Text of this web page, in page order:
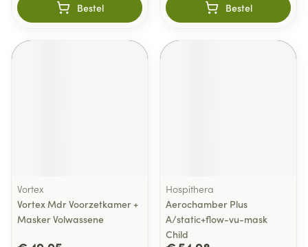
Bestel Bestel
Vortex
Vortex Mdr Voorzetkamer +
Masker Volwassene
Hospithera
Aerochamber Plus
A/static+flow-vu-mask
Child